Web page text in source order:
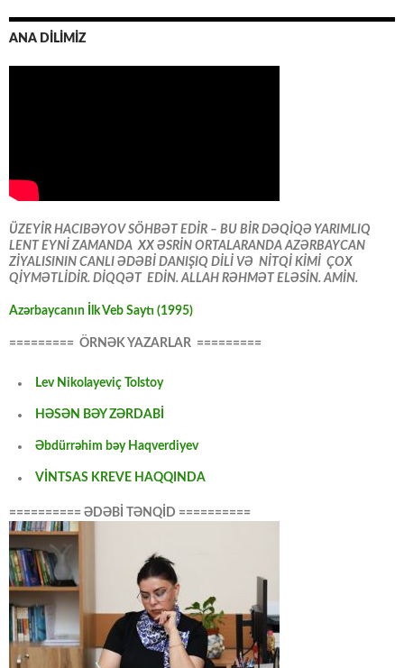
ANA DİLİMİZ
ÜZEYİR HACIBƏYOV SÖHBƏT EDİR – BU BİR DƏQİQƏ YARIMLIQ
LENT EYNİ ZAMANDA XX ƏSRİN ORTALARANDA AZƏRBAYCAN
ZİYALISININ CANLI ƏDƏBİ DANIŞIQ DİLİ VƏ NİTQİ KİMİ ÇOX
QİYMƏTLİDİR. DİQQƏT EDİN. ALLAH RƏHMƏT ELƏSİN. AMİN.
Azərbaycanın İlk Veb Saytı (1995)
========= ÖRNƏK YAZARLAR =========
Lev Nikolayeviç Tolstoy
HƏSƏN BƏY ZƏRDABİ
Əbdürrəhim bəy Haqverdiyev
VİNTSAS KREVE HAQQINDA
========== ƏDƏBİ TƏNQİD ==========